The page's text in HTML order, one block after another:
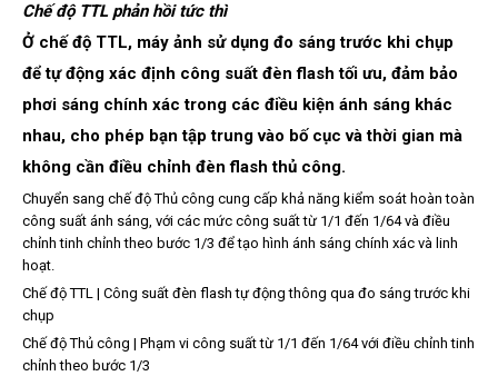
Chế độ TTL phản hồi tức thì
Ở chế độ TTL, máy ảnh sử dụng đo sáng trước khi chụp
để tự động xác định công suất đèn flash tối ưu, đảm bảo
phơi sáng chính xác trong các điều kiện ánh sáng khác
nhau, cho phép bạn tập trung vào bố cục và thời gian mà
không cần điều chỉnh đèn flash thủ công.
Chuyển sang chế độ Thủ công cung cấp khả năng kiểm soát hoàn toàn
công suất ánh sáng, với các mức công suất từ ​​1/1 đến 1/64 và điều
chỉnh tinh chỉnh theo bước 1/3 để tạo hình ánh sáng chính xác và linh
hoạt.
Chế độ TTL | Công suất đèn flash tự động thông qua đo sáng trước khi
chụp
Chế độ Thủ công | Phạm vi công suất từ ​​1/1 đến 1/64 với điều chỉnh tinh
chỉnh theo bước 1/3